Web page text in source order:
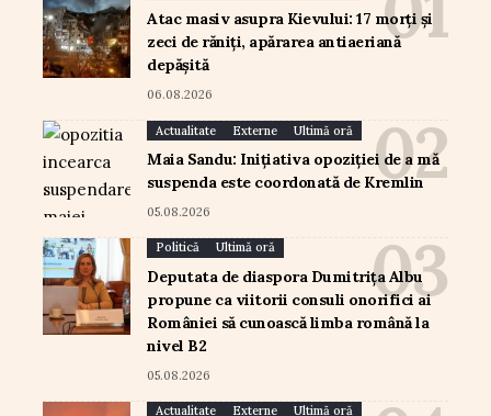
Atac masiv asupra Kievului: 17 morți și
zeci de răniți, apărarea antiaeriană
depășită
06.08.2026
Actualitate Externe Ultimă oră
Maia Sandu: Inițiativa opoziției de a mă
suspenda este coordonată de Kremlin
05.08.2026
Politică Ultimă oră
Deputata de diaspora Dumitrița Albu
propune ca viitorii consuli onorifici ai
României să cunoască limba română la
nivel B2
05.08.2026
Actualitate Externe Ultimă oră